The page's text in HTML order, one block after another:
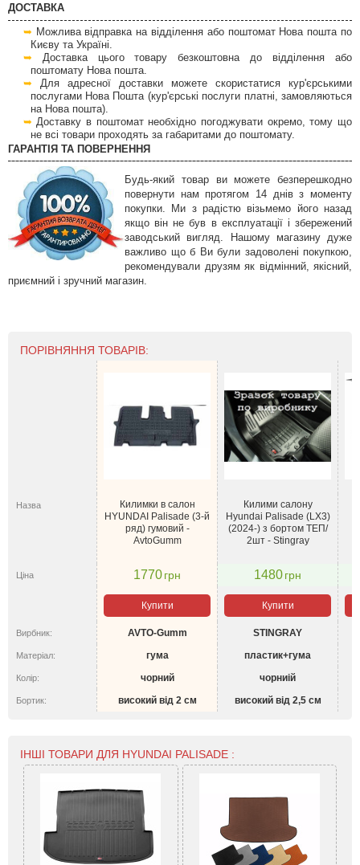
ДОСТАВКА
Можлива відправка на відділення або поштомат Нова пошта по
Києву та Україні.
Доставка цього товару безкоштовна до відділення або
поштомату Нова пошта.
Для адресної доставки можете скористатися кур'єрськими
послугами Нова Пошта (кур'єрські послуги платні, замовляються
на Нова пошта).
Доставку в поштомат необхідно погоджувати окремо, тому що
не всі товари проходять за габаритами до поштомату.
ГАРАНТІЯ ТА ПОВЕРНЕННЯ
Будь-який товар ви можете безперешкодно
повернути нам протягом 14 днів з моменту
покупки. Ми з радістю візьмемо його назад
якщо він не був в експлуатації і збережений
заводський вигляд. Нашому магазину дуже
важливо що б Ви були задоволені покупкою,
рекомендували друзям як відмінний, якісний,
приємний і зручний магазин.
ПОРІВНЯННЯ ТОВАРІВ:
Назва
Килимки в салон
HYUNDAI Palisade (3-й
ряд) гумовий -
AvtoGumm
Килими салону
Hyundai Palisade (LX3)
(2024-) з бортом ТЕП/
2шт - Stingray
Ціна 1770грн 1480грн
Купити Купити
Вирбник: AVTO-Gumm STINGRAY
Матеріал: гума пластик+гума
Колір: чорний чорниій
Бортик: високий від 2 см високий від 2,5 см
ІНШІ ТОВАРИ ДЛЯ HYUNDAI PALISADE :